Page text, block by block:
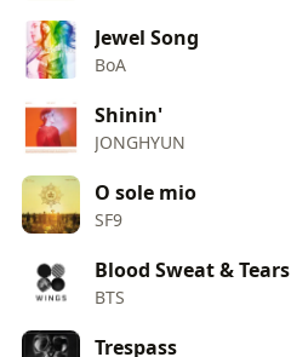
Jewel Song
BoA
Shinin'
JONGHYUN
O sole mio
SF9
Blood Sweat & Tears
BTS
Trespass